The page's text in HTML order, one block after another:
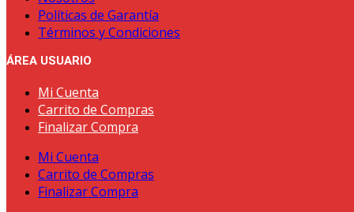
Políticas de Garantía
Términos y Condiciones
ÁREA USUARIO
Mi Cuenta
Carrito de Compras
Finalizar Compra
Mi Cuenta
Carrito de Compras
Finalizar Compra